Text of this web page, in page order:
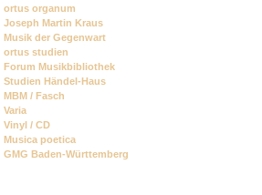
ortus organum
Joseph Martin Kraus
Musik der Gegenwart
ortus studien
Forum Musikbibliothek
Studien Händel-Haus
MBM / Fasch
Varia
Vinyl / CD
Musica poetica
GMG Baden-Württemberg